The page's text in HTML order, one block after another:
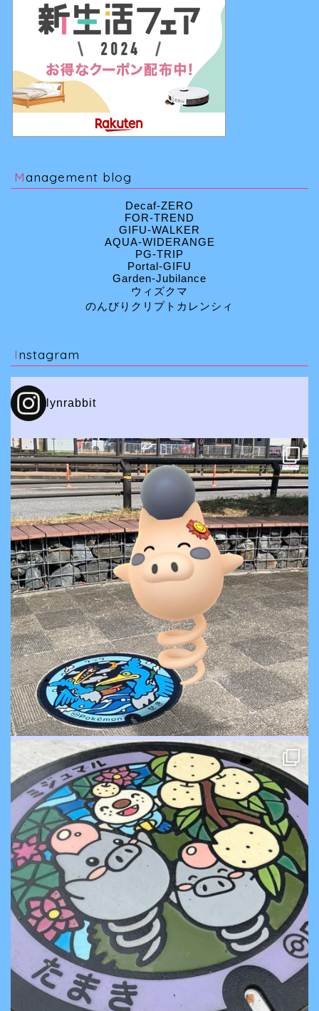
Management blog
Decaf-ZERO
FOR-TREND
GIFU-WALKER
AQUA-WIDERANGE
PG-TRIP
Portal-GIFU
Garden-Jubilance
ウィズクマ
のんびりクリプトカレンシィ
Instagram
lynrabbit